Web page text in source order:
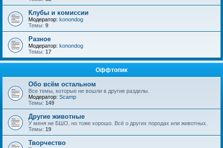
Клубы и комиссии
Модератор: konondog
Темы: 9
Разное
Модератор: konondog
Темы: 17
Оффтопик
Обо всём остальном
Все темы, которые не вошли в другие разделы.
Модератор: Scamp
Темы: 149
Другие животные
У меня не БШО, но тоже хорошо. Всё о других породах или животных.
Темы: 19
Творчество